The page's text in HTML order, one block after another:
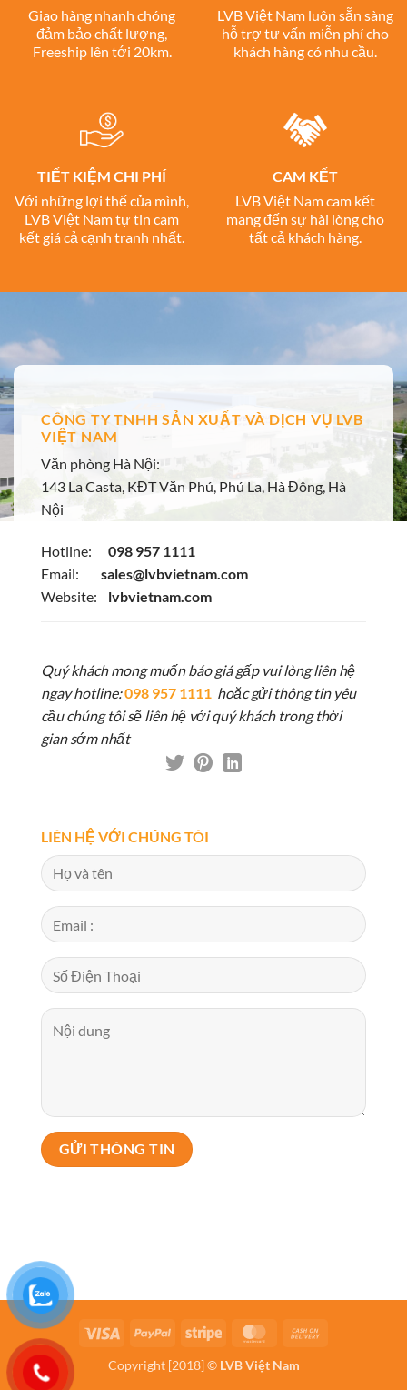
Giao hàng nhanh chóng
đảm bảo chất lượng,
Freeship lên tới 20km.
LVB Việt Nam luôn sẵn sàng
hỗ trợ tư vấn miễn phí cho
khách hàng có nhu cầu.
TIẾT KIỆM CHI PHÍ
Với những lợi thế của mình,
LVB Việt Nam tự tin cam
kết giá cả cạnh tranh nhất.
CAM KẾT
LVB Việt Nam cam kết
mang đến sự hài lòng cho
tất cả khách hàng.
CÔNG TY TNHH SẢN XUẤT VÀ DỊCH VỤ LVB
VIỆT NAM
Văn phòng Hà Nội:
143 La Casta, KĐT Văn Phú, Phú La, Hà Đông, Hà
Nội
Hotline:
098 957 1111
Email:
sales@lvbvietnam.com
Website:
lvbvietnam.com
Quý khách mong muốn báo giá gấp vui lòng liên hệ
ngay hotline:098 957 1111 hoặc gửi thông tin yêu
cầu chúng tôi sẽ liên hệ với quý khách trong thời
gian sớm nhất
LIÊN HỆ VỚI CHÚNG TÔI
Visa PayPal Stripe MasterCard
Copyright [2018] © LVB Việt Nam